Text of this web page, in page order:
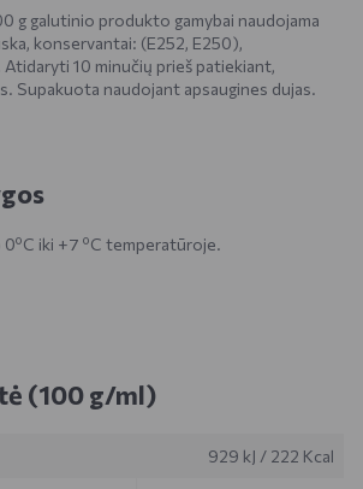
g galutinio produkto gamybai naudojama
konservantai: (E252, E250),
10 minučių prieš patiekiant,
Supakuota naudojant apsaugines dujas.
iki +7 ºC temperatūroje.
(100 g/ml)
929 kJ / 222 Kcal